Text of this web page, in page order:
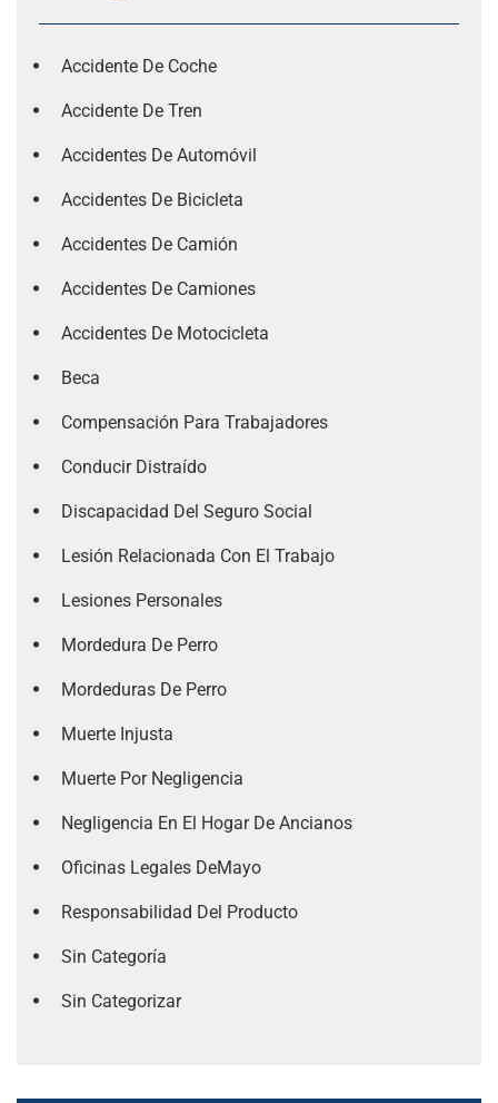
Accidente De Coche
Accidente De Tren
Accidentes De Automóvil
Accidentes De Bicicleta
Accidentes De Camión
Accidentes De Camiones
Accidentes De Motocicleta
Beca
Compensación Para Trabajadores
Conducir Distraído
Discapacidad Del Seguro Social
Lesión Relacionada Con El Trabajo
Lesiones Personales
Mordedura De Perro
Mordeduras De Perro
Muerte Injusta
Muerte Por Negligencia
Negligencia En El Hogar De Ancianos
Oficinas Legales DeMayo
Responsabilidad Del Producto
Sin Categoría
Sin Categorizar